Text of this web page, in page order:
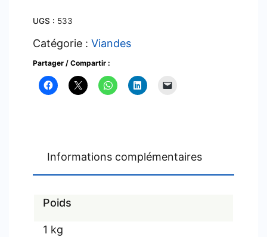
UGS : 533
Catégorie : Viandes
Partager / Compartir :
Informations complémentaires
Poids
1 kg